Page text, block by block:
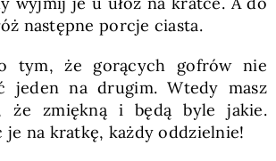
następne porcje ciasta.
tym, że gorących gofrów nie
jeden na drugim. Wtedy masz
że zmiękną i będą byle jakie.
je na kratkę, każdy oddzielnie!